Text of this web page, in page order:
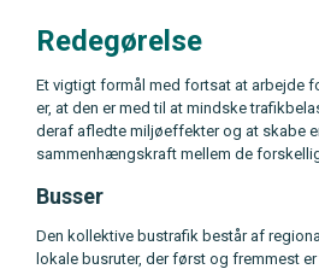
Redegørelse
Et vigtigt formål med fortsat at arbejde
er, at den er med til at mindske
deraf afledte miljøeffekter og at skabe
sammenhængskraft mellem de
Busser
Den kollektive bustrafik består af
lokale busruter, der først og fremmest